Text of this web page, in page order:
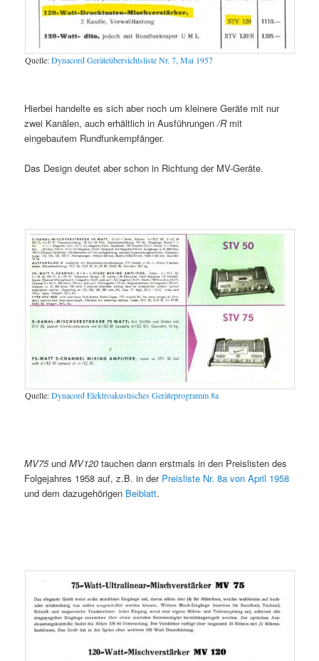
Quelle:Dynacord Geräteübersichtsliste Nr. 7, Mai 1957
Hierbei handelte es sich aber noch um kleinere Geräte mit nur
zwei Kanälen, auch erhältlich in Ausführungen/Rmit
eingebautem Rundfunkempfänger.
Das Design deutet aber schon in Richtung der MV-Geräte.
Quelle:Dynacord Elektroakustisches Geräteprogramm 8a
MV75undMV120 tauchen dann erstmals in den Preislisten des
Folgejahres 1958 auf, z.B. in der Preisliste Nr. 8a von April 1958
und dem dazugehörigen Beiblatt.